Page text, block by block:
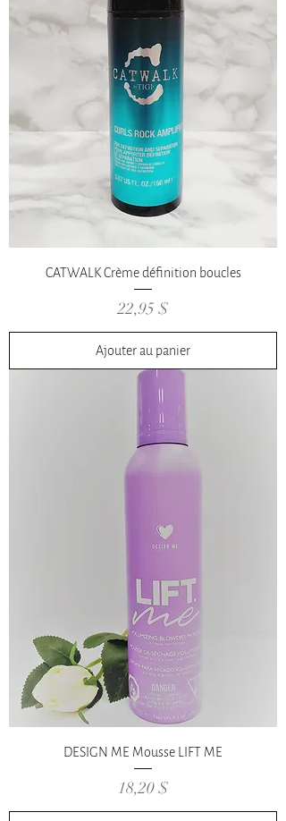
CATWALK Crème définition boucles
Prix
22,95 $
Ajouter au panier
DESIGN ME Mousse LIFT ME
Prix
18,20 $